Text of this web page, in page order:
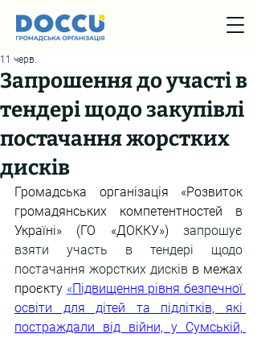
Запрошення до участі в
тендері щодо закупівлі
постачання жорстких
дисків
11 черв.
Громадська організація «Розвиток
громадянських компетентностей в
Україні» (ГО «ДОККУ») запрошує
взяти участь в тендері щодо
постачання жорстких дисків в межах
проєкту «Підвищення рівня безпечної
освіти для дітей та підлітків, які
постраждали від війни, у Сумській,